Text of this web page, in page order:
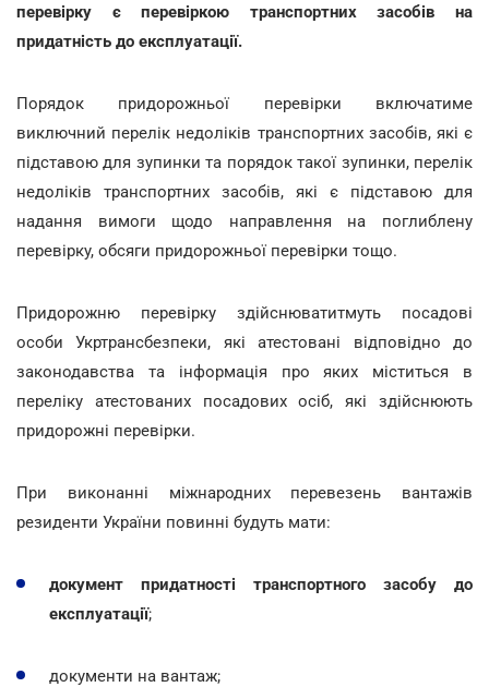
перевірку є перевіркою транспортних засобів на
придатність до експлуатації.
Порядок придорожньої перевірки включатиме
виключний перелік недоліків транспортних засобів, які є
підставою для зупинки та порядок такої зупинки, перелік
недоліків транспортних засобів, які є підставою для
надання вимоги щодо направлення на поглиблену
перевірку, обсяги придорожньої перевірки тощо.
Придорожню перевірку здійснюватитмуть посадові
особи Укртрансбезпеки, які атестовані відповідно до
законодавства та інформація про яких міститься в
переліку атестованих посадових осіб, які здійснюють
придорожні перевірки.
При виконанні міжнародних перевезень вантажів
резиденти України повинні будуть мати:
документ придатності транспортного засобу до
експлуатації;
документи на вантаж;